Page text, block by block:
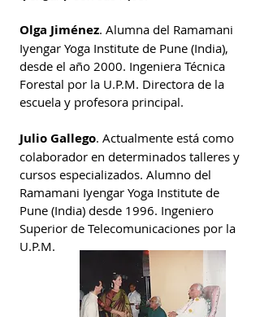
Olga Jiménez. Alumna del Ramamani
Iyengar Yoga Institute de Pune (India),
desde el año 2000. Ingeniera Técnica
Forestal por la U.P.M. Directora de la
escuela y profesora principal.
Julio Gallego. Actualmente está como
colaborador en determinados talleres y
cursos especializados. Alumno del
Ramamani Iyengar Yoga Institute de
Pune (India) desde 1996. Ingeniero
Superior de Telecomunicaciones por la
U.P.M.